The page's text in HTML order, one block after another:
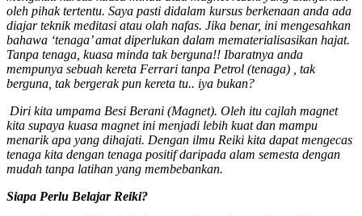
oleh pihak tertentu. Saya pasti didalam kursus berkenaan anda ada
diajar teknik meditasi atau olah nafas. Jika benar, ini mengesahkan
bahawa ‘tenaga’ amat diperlukan dalam mematerialisasikan hajat.
Tanpa tenaga, kuasa minda tak berguna!! Ibaratnya anda
mempunya sebuah kereta Ferrari tanpa Petrol (tenaga) , tak
berguna, tak bergerak pun kereta tu.. iya bukan?
Diri kita umpama Besi Berani (Magnet). Oleh itu cajlah magnet
kita supaya kuasa magnet ini menjadi lebih kuat dan mampu
menarik apa yang dihajati. Dengan ilmu Reiki kita dapat mengecas
tenaga kita dengan tenaga positif daripada alam semesta dengan
mudah tanpa latihan yang membebankan.
Siapa Perlu Belajar Reiki?